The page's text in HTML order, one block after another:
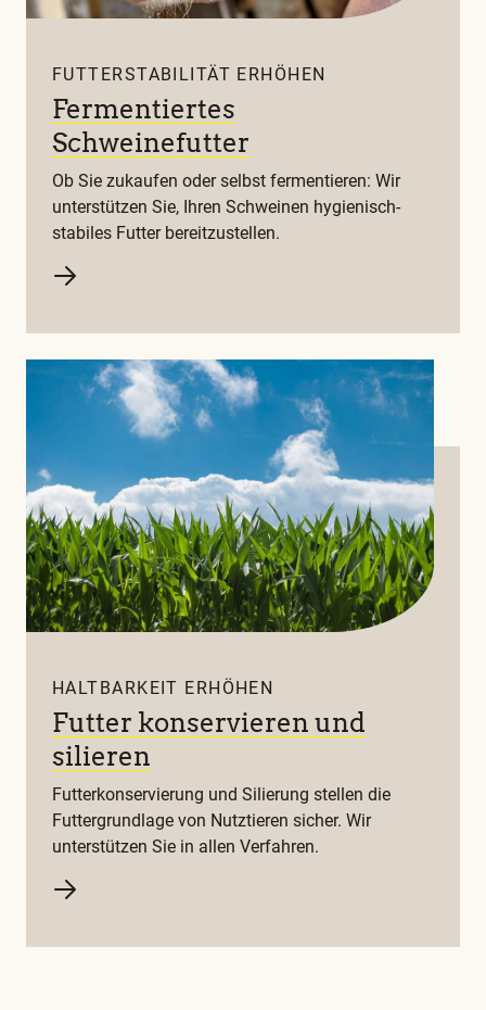
FUTTERSTABILITÄT ERHÖHEN
Fermentiertes
Schweinefutter
Ob Sie zukaufen oder selbst fermentieren: Wir
unterstützen Sie, Ihren Schweinen hygienisch-
stabiles Futter bereitzustellen.
HALTBARKEIT ERHÖHEN
Futter konservieren und
silieren
Futterkonservierung und Silierung stellen die
Futtergrundlage von Nutztieren sicher. Wir
unterstützen Sie in allen Verfahren.